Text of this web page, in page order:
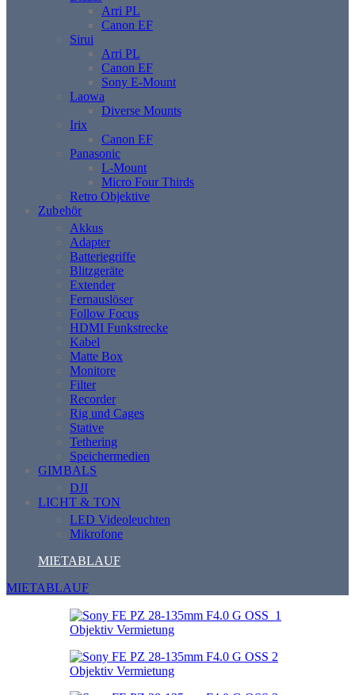
Arri PL
Canon EF
Sirui
Arri PL
Canon EF
Sony E-Mount
Laowa
Diverse Mounts
Irix
Canon EF
Panasonic
L-Mount
Micro Four Thirds
Retro Objektive
Zubehör
Akkus
Adapter
Batteriegriffe
Blitzgeräte
Extender
Fernauslöser
Follow Focus
HDMI Funkstrecke
Kabel
Matte Box
Monitore
Filter
Recorder
Rig und Cages
Stative
Tethering
Speichermedien
GIMBALS
DJI
LICHT & TON
LED Videoleuchten
Mikrofone
MIETABLAUF
MIETABLAUF